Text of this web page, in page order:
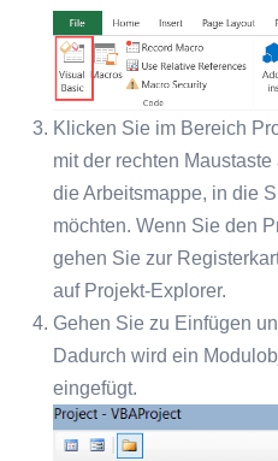
Klicken Sie im Bereich
mit der rechten
die Arbeitsmappe, in die
möchten. Wenn Sie den
gehen Sie zur
auf Projekt-Explorer.
Gehen Sie zu Einfügen
Dadurch wird ein
eingefügt.